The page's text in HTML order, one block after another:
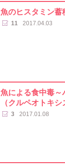
魚のヒスタミン蓄
11 2017.04.03
魚による食中毒～
（クルペオトキシ
3 2017.01.08